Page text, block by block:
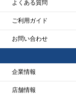
よくある質問
ご利用ガイド
お問い合わせ
企業情報
店舗情報